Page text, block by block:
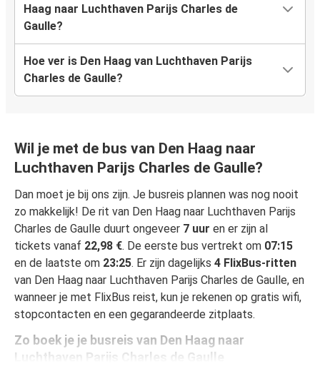
Haag naar Luchthaven Parijs Charles de
Gaulle?
Hoe ver is Den Haag van Luchthaven Parijs
Charles de Gaulle?
Wil je met de bus van Den Haag naar
Luchthaven Parijs Charles de Gaulle?
Dan moet je bij ons zijn. Je busreis plannen was nog nooit
zo makkelijk! De rit van Den Haag naar Luchthaven Parijs
Charles de Gaulle duurt ongeveer 7 uur en er zijn al
tickets vanaf 22,98 €. De eerste bus vertrekt om 07:15
en de laatste om 23:25. Er zijn dagelijks 4 FlixBus-ritten
van Den Haag naar Luchthaven Parijs Charles de Gaulle, en
wanneer je met FlixBus reist, kun je rekenen op gratis wifi,
stopcontacten en een gegarandeerde zitplaats.
Zo boek je je busreis van Den Haag naar
Luchthaven Parijs Charles de Gaulle